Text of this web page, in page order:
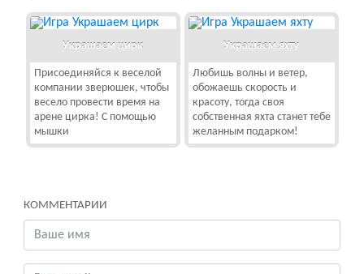
Украшаем цирк
Присоединяйся к веселой
компании зверюшек, чтобы
весело провести время на
арене цирка! С помощью
мышки
Украшаем яхту
Любишь волны и ветер,
обожаешь скорость и
красоту, тогда своя
собственная яхта станет тебе
желанным подарком!
КОММЕНТАРИИ